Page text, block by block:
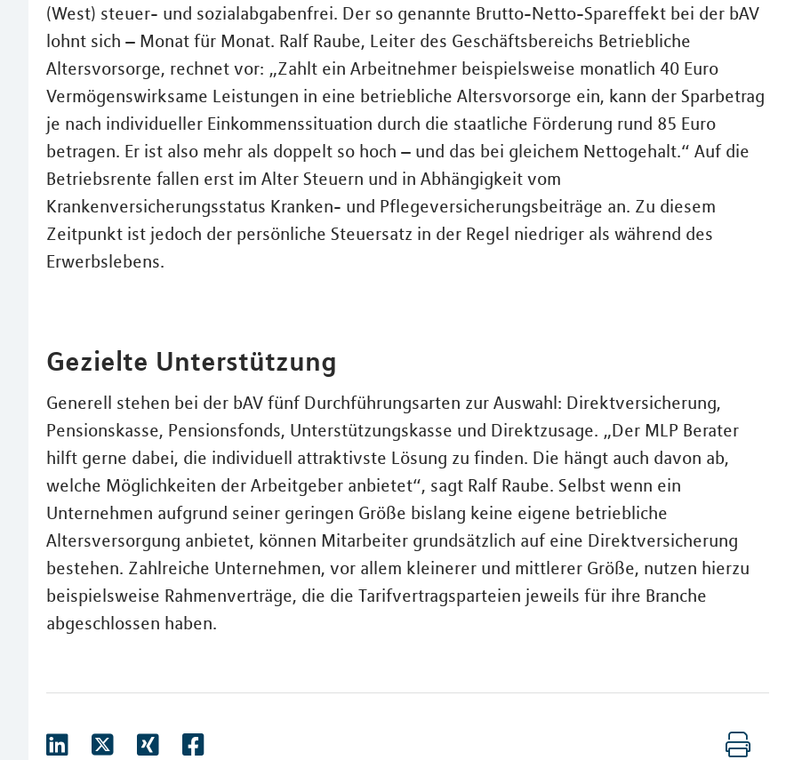
(West) steuer- und sozialabgabenfrei. Der so genannte Brutto-Netto-Spareffekt bei der bAV
lohnt sich – Monat für Monat. Ralf Raube, Leiter des Geschäftsbereichs Betriebliche
Altersvorsorge, rechnet vor: „Zahlt ein Arbeitnehmer beispielsweise monatlich 40 Euro
Vermögenswirksame Leistungen in eine betriebliche Altersvorsorge ein, kann der Sparbetrag
je nach individueller Einkommenssituation durch die staatliche Förderung rund 85 Euro
betragen. Er ist also mehr als doppelt so hoch – und das bei gleichem Nettogehalt.“ Auf die
Betriebsrente fallen erst im Alter Steuern und in Abhängigkeit vom
Krankenversicherungsstatus Kranken- und Pflegeversicherungsbeiträge an. Zu diesem
Zeitpunkt ist jedoch der persönliche Steuersatz in der Regel niedriger als während des
Erwerbslebens.
Gezielte Unterstützung
Generell stehen bei der bAV fünf Durchführungsarten zur Auswahl: Direktversicherung,
Pensionskasse, Pensionsfonds, Unterstützungskasse und Direktzusage. „Der MLP Berater
hilft gerne dabei, die individuell attraktivste Lösung zu finden. Die hängt auch davon ab,
welche Möglichkeiten der Arbeitgeber anbietet“, sagt Ralf Raube. Selbst wenn ein
Unternehmen aufgrund seiner geringen Größe bislang keine eigene betriebliche
Altersversorgung anbietet, können Mitarbeiter grundsätzlich auf eine Direktversicherung
bestehen. Zahlreiche Unternehmen, vor allem kleinerer und mittlerer Größe, nutzen hierzu
beispielsweise Rahmenverträge, die die Tarifvertragsparteien jeweils für ihre Branche
abgeschlossen haben.